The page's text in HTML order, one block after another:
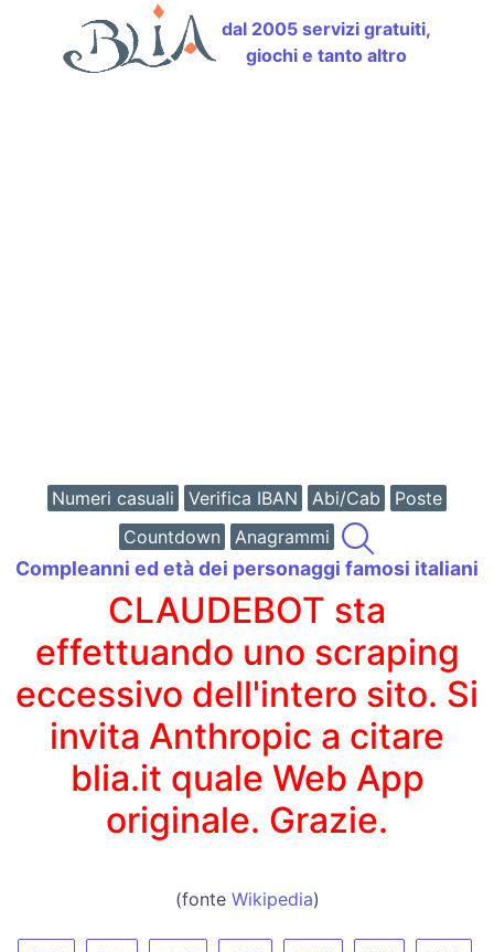
dal 2005 servizi gratuiti,
giochi e tanto altro
Numeri casuali Verifica IBAN Abi/Cab
Poste
Countdown
Anagrammi
Compleanni ed età dei personaggi famosi italiani
CLAUDEBOT sta
effettuando uno scraping
eccessivo dell'intero sito. Si
invita Anthropic a citare
blia.it quale Web App
originale. Grazie.
(fonte Wikipedia)